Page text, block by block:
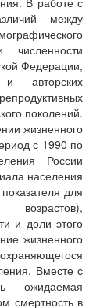
между
Федерации,
авторских
поколений.
жизненного
с 1990 по
России
населения
для
и доли этого
жизненного
Вместе с
ожидаемая
смертность в